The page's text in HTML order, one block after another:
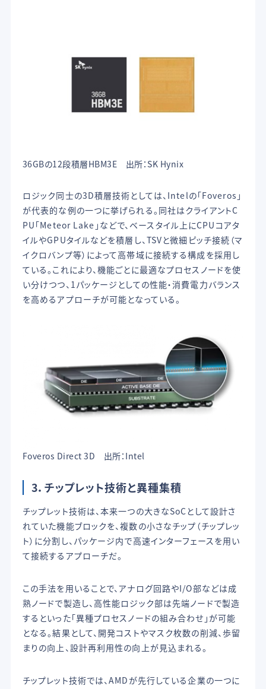
36GBの12段積層HBM3E 出所：SK Hynix
ロジック同士の3D積層技術としては、Intelの「Foveros」
が代表的な例の一つに挙げられる。同社はクライアントC
PU「Meteor Lake」などで、ベースタイル上にCPUコアタ
イルやGPUタイルなどを積層し、TSVと微細ピッチ接続（マ
イクロバンプ等）によって高帯域に接続する構成を採用し
ている。これにより、機能ごとに最適なプロセスノードを使
い分けつつ、1パッケージとしての性能・消費電力バランス
を高めるアプローチが可能となっている。
Foveros Direct 3D 出所：Intel
3．チップレット技術と異種集積
チップレット技術は、本来一つの大きなSoCとして設計さ
れていた機能ブロックを、複数の小さなチップ（チップレッ
ト）に分割し、パッケージ内で高速インターフェースを用い
て接続するアプローチだ。
この手法を用いることで、アナログ回路やI/O部などは成
熟ノードで製造し、高性能ロジック部は先端ノードで製造
するといった「異種プロセスノードの組み合わせ」が可能
となる。結果として、開発コストやマスク枚数の削減、歩留
まりの向上、設計再利用性の向上が見込まれる。
チップレット技術では、AMDが先行している企業の一つに